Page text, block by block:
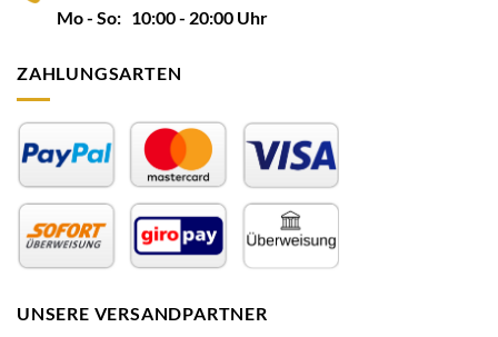
Mo - So: 10:00 - 20:00 Uhr
ZAHLUNGSARTEN
UNSERE VERSANDPARTNER